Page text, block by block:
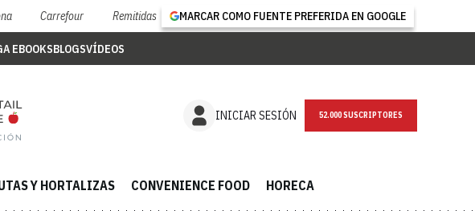
Carrefour Remitidas MARCAR COMO FUENTE PREFERIDA EN GOOGLE
EBOOKSBLOGSVÍDEOS
INICIAR SESIÓN NEWSLETTER
Y HORTALIZAS CONVENIENCE FOOD HORECA